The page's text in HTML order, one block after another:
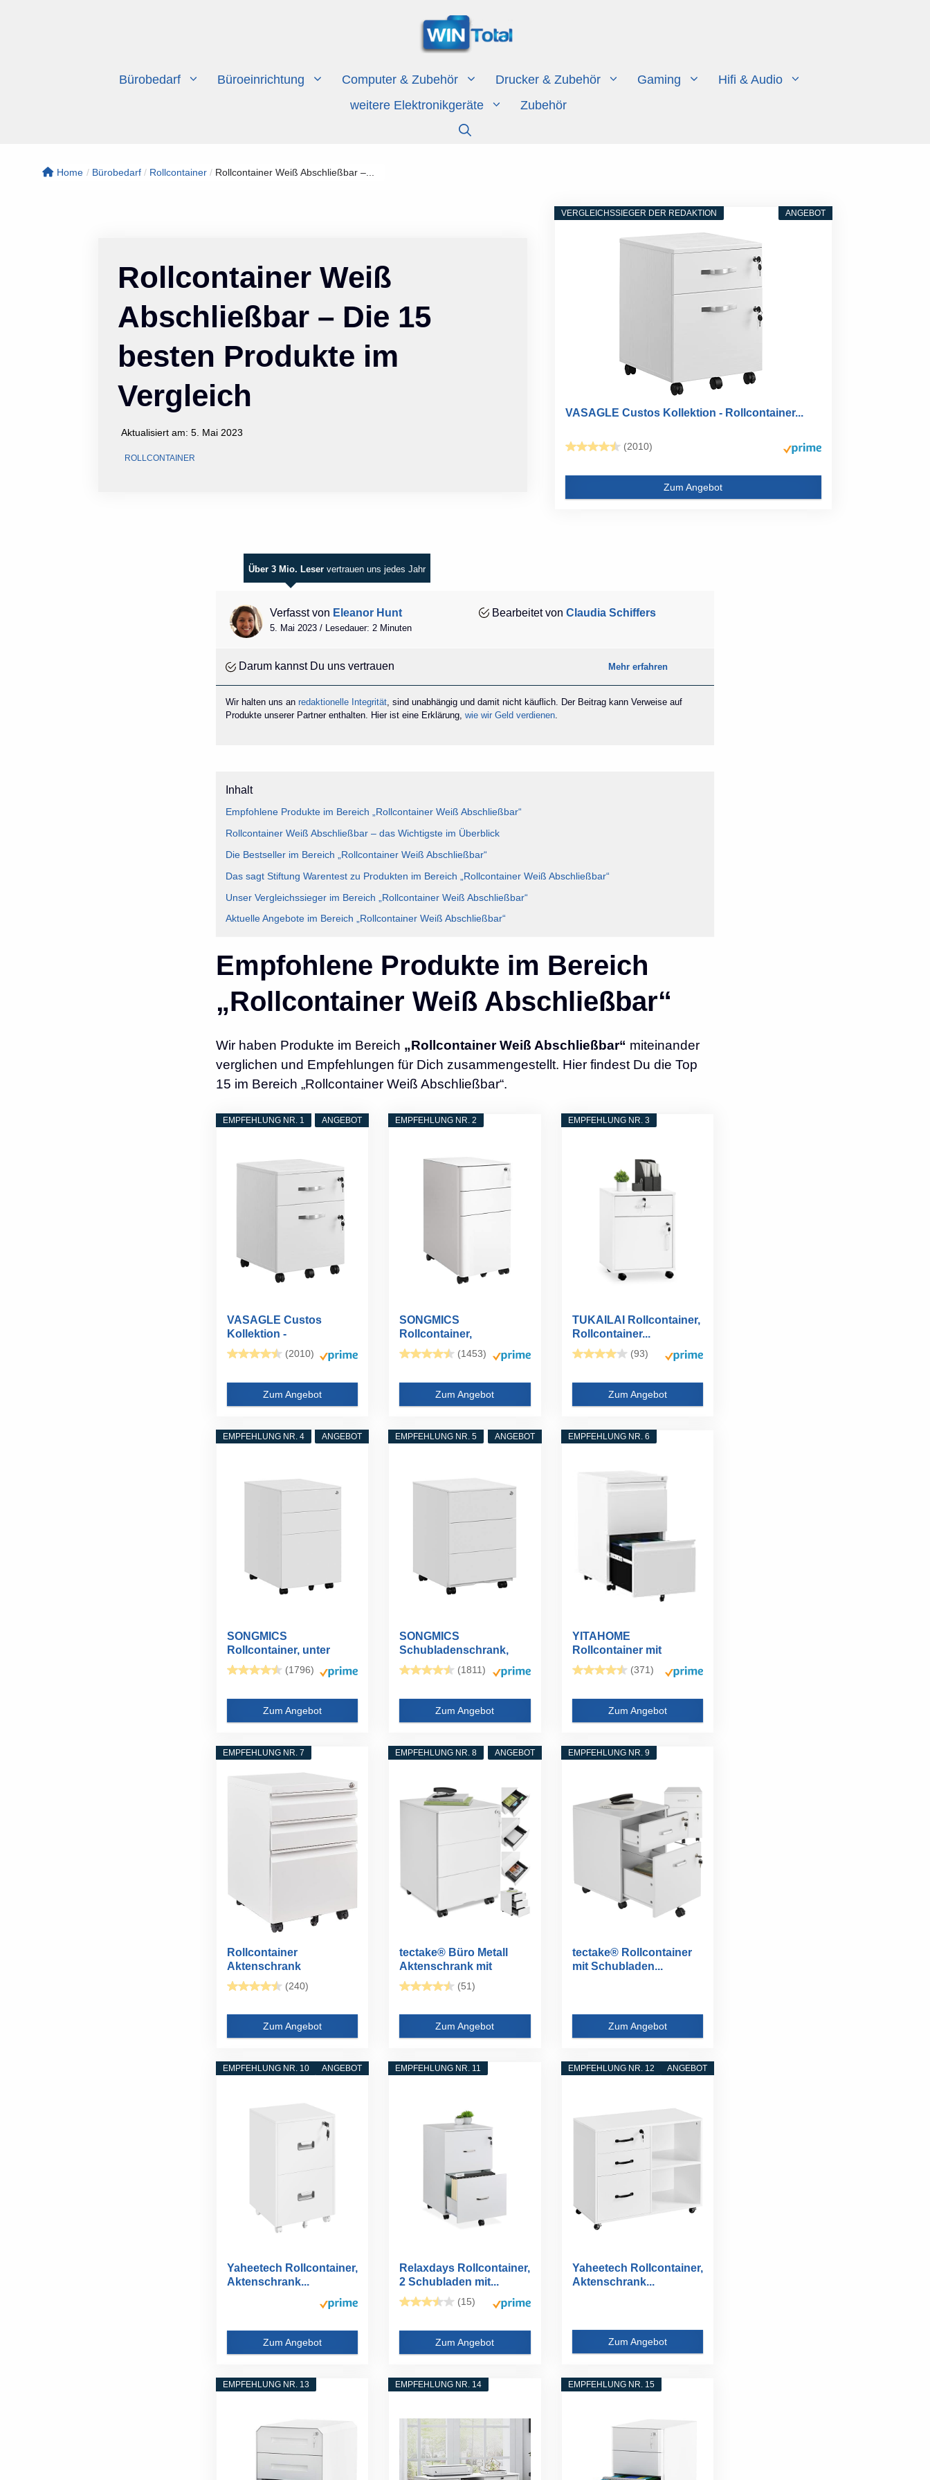
Bürobedarf Büroeinrichtung Computer & Zubehör Drucker & Zubehör Gaming
Hifi & Audio
weitere Elektronikgeräte
Zubehör
Home / Bürobedarf / Rollcontainer / Rollcontainer Weiß Abschließbar –...
Rollcontainer Weiß
Abschließbar – Die 15
besten Produkte im
Vergleich
Aktualisiert am:5. Mai 2023
ROLLCONTAINER
ANGEBOT
VERGLEICHSSIEGER DER REDAKTION
VASAGLE Custos Kollektion - Rollcontainer...
(2010)
Zum Angebot
Über 3 Mio. Leser vertrauen uns jedes Jahr
Verfasst von Eleanor Hunt
5. Mai 2023 / Lesedauer: 2 Minuten
Bearbeitet von Claudia Schiffers
Darum kannst Du uns vertrauen Mehr erfahren
Wir halten uns anredaktionelle Integrität, sind unabhängig und damit nicht käuflich. Der Beitrag kann Verweise auf
Produkte unserer Partner enthalten. Hier ist eine Erklärung,wie wir Geld verdienen.
Inhalt
Empfohlene Produkte im Bereich „Rollcontainer Weiß Abschließbar“
Rollcontainer Weiß Abschließbar – das Wichtigste im Überblick
Die Bestseller im Bereich „Rollcontainer Weiß Abschließbar“
Das sagt Stiftung Warentest zu Produkten im Bereich „Rollcontainer Weiß Abschließbar“
Unser Vergleichssieger im Bereich „Rollcontainer Weiß Abschließbar“
Aktuelle Angebote im Bereich „Rollcontainer Weiß Abschließbar“
Empfohlene Produkte im Bereich
„Rollcontainer Weiß Abschließbar“
Wir haben Produkte im Bereich „Rollcontainer Weiß Abschließbar“ miteinander
verglichen und Empfehlungen für Dich zusammengestellt. Hier findest Du die Top
15 im Bereich „Rollcontainer Weiß Abschließbar“.
ANGEBOT
EMPFEHLUNG NR. 1
VASAGLE Custos
Kollektion -
Rollcontainer...
(2010)
Zum Angebot
EMPFEHLUNG NR. 2
SONGMICS
Rollcontainer,
Aktenschrank,
Büroschrank...
(1453)
Zum Angebot
EMPFEHLUNG NR. 3
TUKAILAI Rollcontainer,
Rollcontainer...
(93)
Zum Angebot
ANGEBOT
EMPFEHLUNG NR. 4
SONGMICS
Rollcontainer, unter
Schreibtisch, mit...
(1796)
Zum Angebot
ANGEBOT
EMPFEHLUNG NR. 5
SONGMICS
Schubladenschrank,
Rollcontainer, mobiler...
(1811)
Zum Angebot
EMPFEHLUNG NR. 6
YITAHOME
Rollcontainer mit
Abschließbar...
(371)
Zum Angebot
EMPFEHLUNG NR. 7
Rollcontainer
Aktenschrank
abschließbar...
(240)
Zum Angebot
ANGEBOT
EMPFEHLUNG NR. 8
tectake® Büro Metall
Aktenschrank mit
Rollen...
(51)
Zum Angebot
EMPFEHLUNG NR. 9
tectake® Rollcontainer
mit Schubladen...
Zum Angebot
ANGEBOT
EMPFEHLUNG NR. 10
Yaheetech Rollcontainer,
Aktenschrank...
Zum Angebot
EMPFEHLUNG NR. 11
Relaxdays Rollcontainer,
2 Schubladen mit...
(15)
Zum Angebot
ANGEBOT
EMPFEHLUNG NR. 12
Yaheetech Rollcontainer,
Aktenschrank...
Zum Angebot
EMPFEHLUNG NR. 13 EMPFEHLUNG NR. 14 EMPFEHLUNG NR. 15